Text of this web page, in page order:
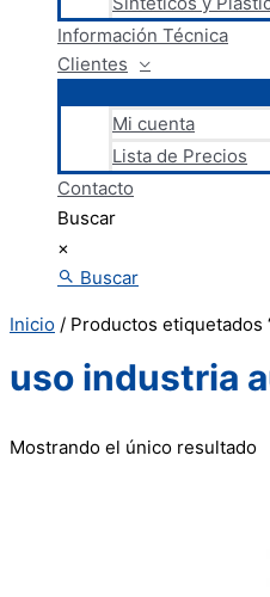
Información Técnica
Clientes
Mi cuenta
Lista de Precios
Contacto
Buscar
×
Buscar
Inicio / Productos etiquetados
uso industria
Mostrando el único resultado